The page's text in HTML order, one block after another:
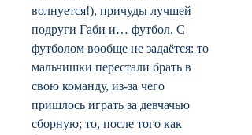
волнуется!), причуды лучшей
подруги Габи и… футбол. С
футболом вообще не задаётся: то
мальчишки перестали брать в
свою команду, из-за чего
пришлось играть за девчачью
сборную; то, после того как